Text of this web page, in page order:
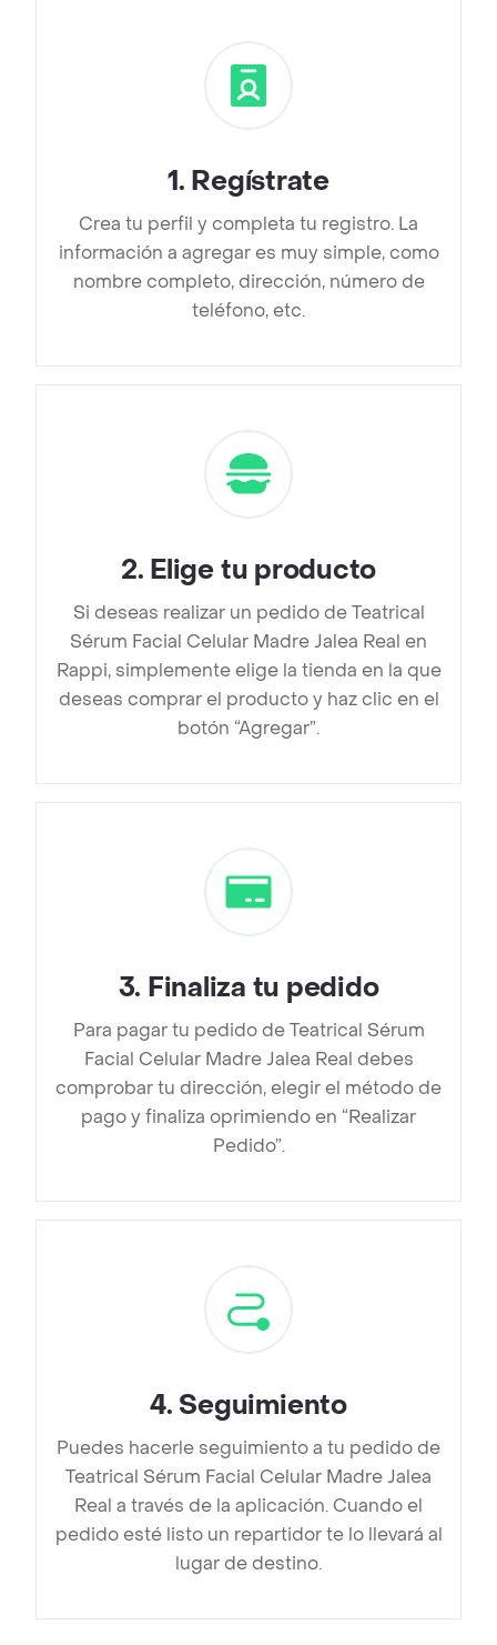
1. Regístrate
Crea tu perfil y completa tu registro. La
información a agregar es muy simple, como
nombre completo, dirección, número de
teléfono, etc.
2. Elige tu producto
Si deseas realizar un pedido de Teatrical
Sérum Facial Celular Madre Jalea Real en
Rappi, simplemente elige la tienda en la que
deseas comprar el producto y haz clic en el
botón “Agregar”.
3. Finaliza tu pedido
Para pagar tu pedido de Teatrical Sérum
Facial Celular Madre Jalea Real debes
comprobar tu dirección, elegir el método de
pago y finaliza oprimiendo en “Realizar
Pedido”.
4. Seguimiento
Puedes hacerle seguimiento a tu pedido de
Teatrical Sérum Facial Celular Madre Jalea
Real a través de la aplicación. Cuando el
pedido esté listo un repartidor te lo llevará al
lugar de destino.